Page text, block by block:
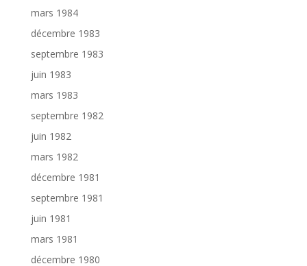
mars 1984
décembre 1983
septembre 1983
juin 1983
mars 1983
septembre 1982
juin 1982
mars 1982
décembre 1981
septembre 1981
juin 1981
mars 1981
décembre 1980